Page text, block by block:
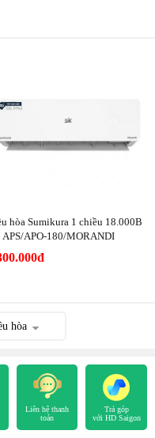
hòa Sumikura 1 chiều 18.000B
APS/APO-180/MORANDI
hòa
Liên hệ thanh
toán
Trả góp
với HD Saigon